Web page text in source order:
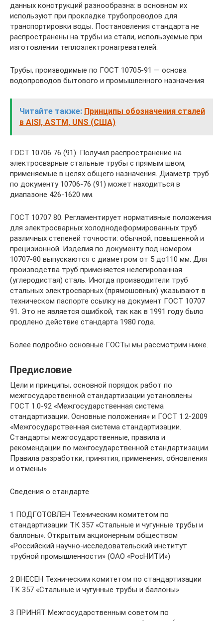
данных конструкций разнообразна: в основном их
используют при прокладке трубопроводов для
транспортировки воды. Постановления стандарта не
распространены на трубы из стали, используемые при
изготовлении теплоэлектронагревателей.
Трубы, производимые по ГОСТ 10705-91 — основа
водопроводов бытового и промышленного назначения
Читайте также: Принципы обозначения сталей
в AISI, ASTM, UNS (США)
ГОСТ 10706 76 (91). Получил распространение на
электросварные стальные трубы с прямым швом,
применяемые в целях общего назначения. Диаметр труб
по документу 10706-76 (91) может находиться в
диапазоне 426-1620 мм.
ГОСТ 10707 80. Регламентирует нормативные положения
для электросварных холоднодеформированных труб
различных степеней точности: обычной, повышенной и
прецизионной. Изделия по документу под номером
10707-80 выпускаются с диаметром от 5 до110 мм. Для
производства труб применяется нелегированная
(углеродистая) сталь. Иногда производители труб
стальных электросварных (прямошовных) указывают в
техническом паспорте ссылку на документ ГОСТ 10707
91. Это не является ошибкой, так как в 1991 году было
продлено действие стандарта 1980 года.
Более подробно основные ГОСТы мы рассмотрим ниже.
Предисловие
Цели и принципы, основной порядок работ по
межгосударственной стандартизации установлены
ГОСТ 1.0-92 «Межгосударственная система
стандартизации. Основные положения» и ГОСТ 1.2-2009
«Межгосударственная система стандартизации.
Стандарты межгосударственные, правила и
рекомендации по межгосударственной стандартизации.
Правила разработки, принятия, применения, обновления
и отмены»
Сведения о стандарте
1 ПОДГОТОВЛЕН Техническим комитетом по
стандартизации ТК 357 «Стальные и чугунные трубы и
баллоны». Открытым акционерным обществом
«Российский научно-исследовательский институт
трубной промышленности» (ОАО «РосНИТИ»)
2 ВНЕСЕН Техническим комитетом по стандартизации
ТК 357 «Стальные и чугунные трубы и баллоны»
3 ПРИНЯТ Межгосударственным советом по